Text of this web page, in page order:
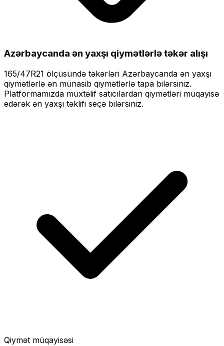
Azərbaycanda ən yaxşı qiymətlərlətəkər alışı
165/47R21 ölçüsündə təkərləri Azərbaycanda ən yaxşı
qiymətlərlə ən münasib qiymətlərlə tapa bilərsiniz.
Platformamızda müxtəlif satıcılardan qiymətləri müqayisə
edərək ən yaxşı təklifi seçə bilərsiniz.
Qiymət müqayisəsi